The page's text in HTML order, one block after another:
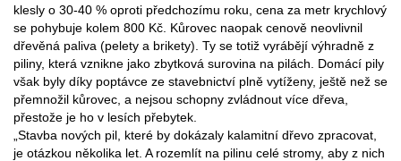
klesly o 30-40 % oproti předchozímu roku, cena za metr krychlový
se pohybuje kolem 800 Kč. Kůrovec naopak cenově neovlivnil
dřevěná paliva (pelety a brikety). Ty se totiž vyrábějí výhradně z
piliny, která vznikne jako zbytková surovina na pilách. Domácí pily
však byly díky poptávce ze stavebnictví plně vytíženy, ještě než se
přemnožil kůrovec, a nejsou schopny zvládnout více dřeva,
přestože je ho v lesích přebytek.
„Stavba nových pil, které by dokázaly kalamitní dřevo zpracovat,
je otázkou několika let. A rozemlít na pilinu celé stromy, aby z nich